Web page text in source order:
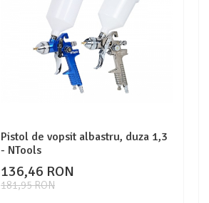
Pistol de vopsit albastru, duza 1,3
- NTools
181,95 RON
136,46 RON